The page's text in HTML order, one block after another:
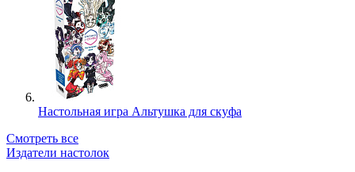
Настольная игра Альтушка для скуфа
Смотреть все
Издатели настолок